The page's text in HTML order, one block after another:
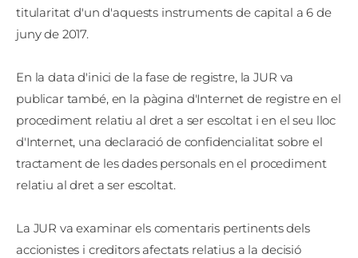
titularitat d'un d'aquests instruments de capital a 6 de
juny de 2017.
En la data d'inici de la fase de registre, la JUR va
publicar també, en la pàgina d'Internet de registre en el
procediment relatiu al dret a ser escoltat i en el seu lloc
d'Internet, una declaració de confidencialitat sobre el
tractament de les dades personals en el procediment
relatiu al dret a ser escoltat.
La JUR va examinar els comentaris pertinents dels
accionistes i creditors afectats relatius a la decisió